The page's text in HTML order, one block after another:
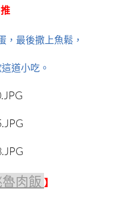
推
，最後撒上魚鬆，
道小吃。
肉飯 】